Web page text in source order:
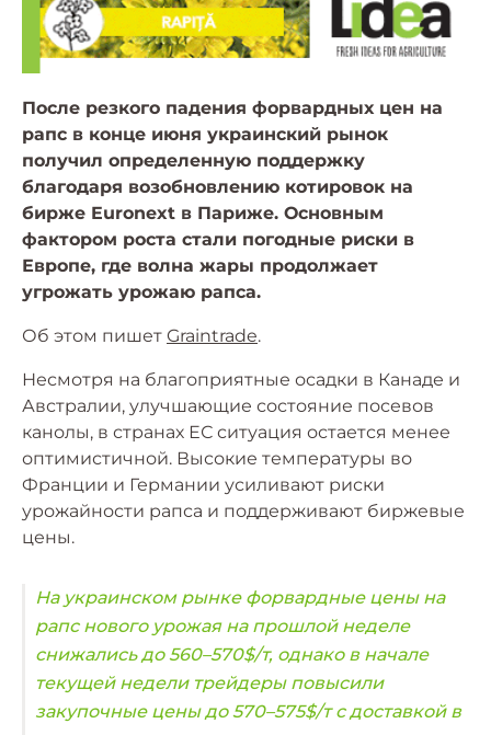
После резкого падения форвардных цен на
рапс в конце июня украинский рынок
получил определенную поддержку
благодаря возобновлению котировок на
бирже Euronext в Париже. Основным
фактором роста стали погодные риски в
Европе, где волна жары продолжает
угрожать урожаю рапса.
Об этом пишет Graintrade.
Несмотря на благоприятные осадки в Канаде и
Австралии, улучшающие состояние посевов
канолы, в странах ЕС ситуация остается менее
оптимистичной. Высокие температуры во
Франции и Германии усиливают риски
урожайности рапса и поддерживают биржевые
цены.
На украинском рынке форвардные цены на
рапс нового урожая на прошлой неделе
снижались до 560–570$/т, однако в начале
текущей недели трейдеры повысили
закупочные цены до 570–575$/т с доставкой в ​​